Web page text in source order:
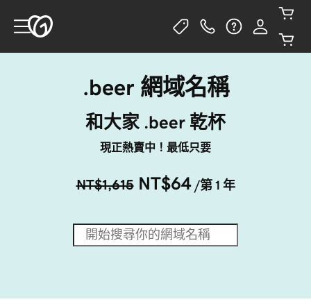
.beer 網域名稱
和大家 .beer 乾杯
現正熱賣中！最低只要
NT$1,615 NT$64 /第 1 年